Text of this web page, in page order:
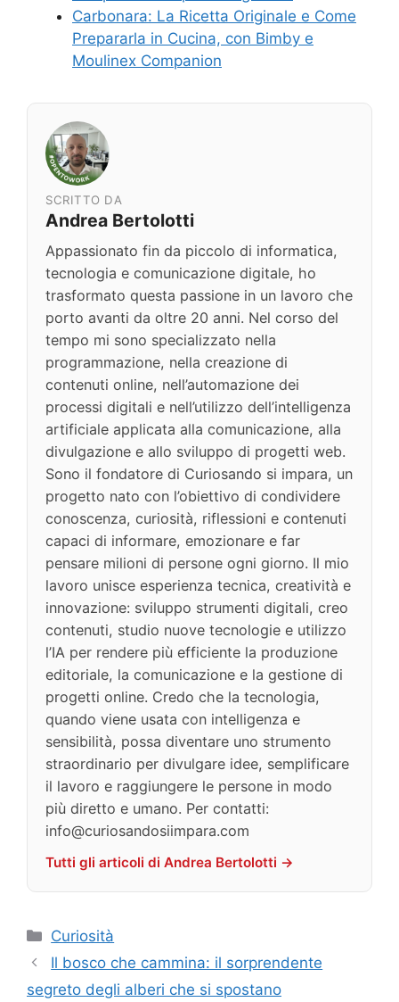
Carbonara: La Ricetta Originale e Come
Prepararla in Cucina, con Bimby e
Moulinex Companion
SCRITTO DA
Andrea Bertolotti
Appassionato fin da piccolo di informatica,
tecnologia e comunicazione digitale, ho
trasformato questa passione in un lavoro che
porto avanti da oltre 20 anni. Nel corso del
tempo mi sono specializzato nella
programmazione, nella creazione di
contenuti online, nell’automazione dei
processi digitali e nell’utilizzo dell’intelligenza
artificiale applicata alla comunicazione, alla
divulgazione e allo sviluppo di progetti web.
Sono il fondatore di Curiosando si impara, un
progetto nato con l’obiettivo di condividere
conoscenza, curiosità, riflessioni e contenuti
capaci di informare, emozionare e far
pensare milioni di persone ogni giorno. Il mio
lavoro unisce esperienza tecnica, creatività e
innovazione: sviluppo strumenti digitali, creo
contenuti, studio nuove tecnologie e utilizzo
l’IA per rendere più efficiente la produzione
editoriale, la comunicazione e la gestione di
progetti online. Credo che la tecnologia,
quando viene usata con intelligenza e
sensibilità, possa diventare uno strumento
straordinario per divulgare idee, semplificare
il lavoro e raggiungere le persone in modo
più diretto e umano. Per contatti:
info@curiosandosiimpara.com
Tutti gli articoli di Andrea Bertolotti →
Categorie
Curiosità
Il bosco che cammina: il sorprendente
segreto degli alberi che si spostano